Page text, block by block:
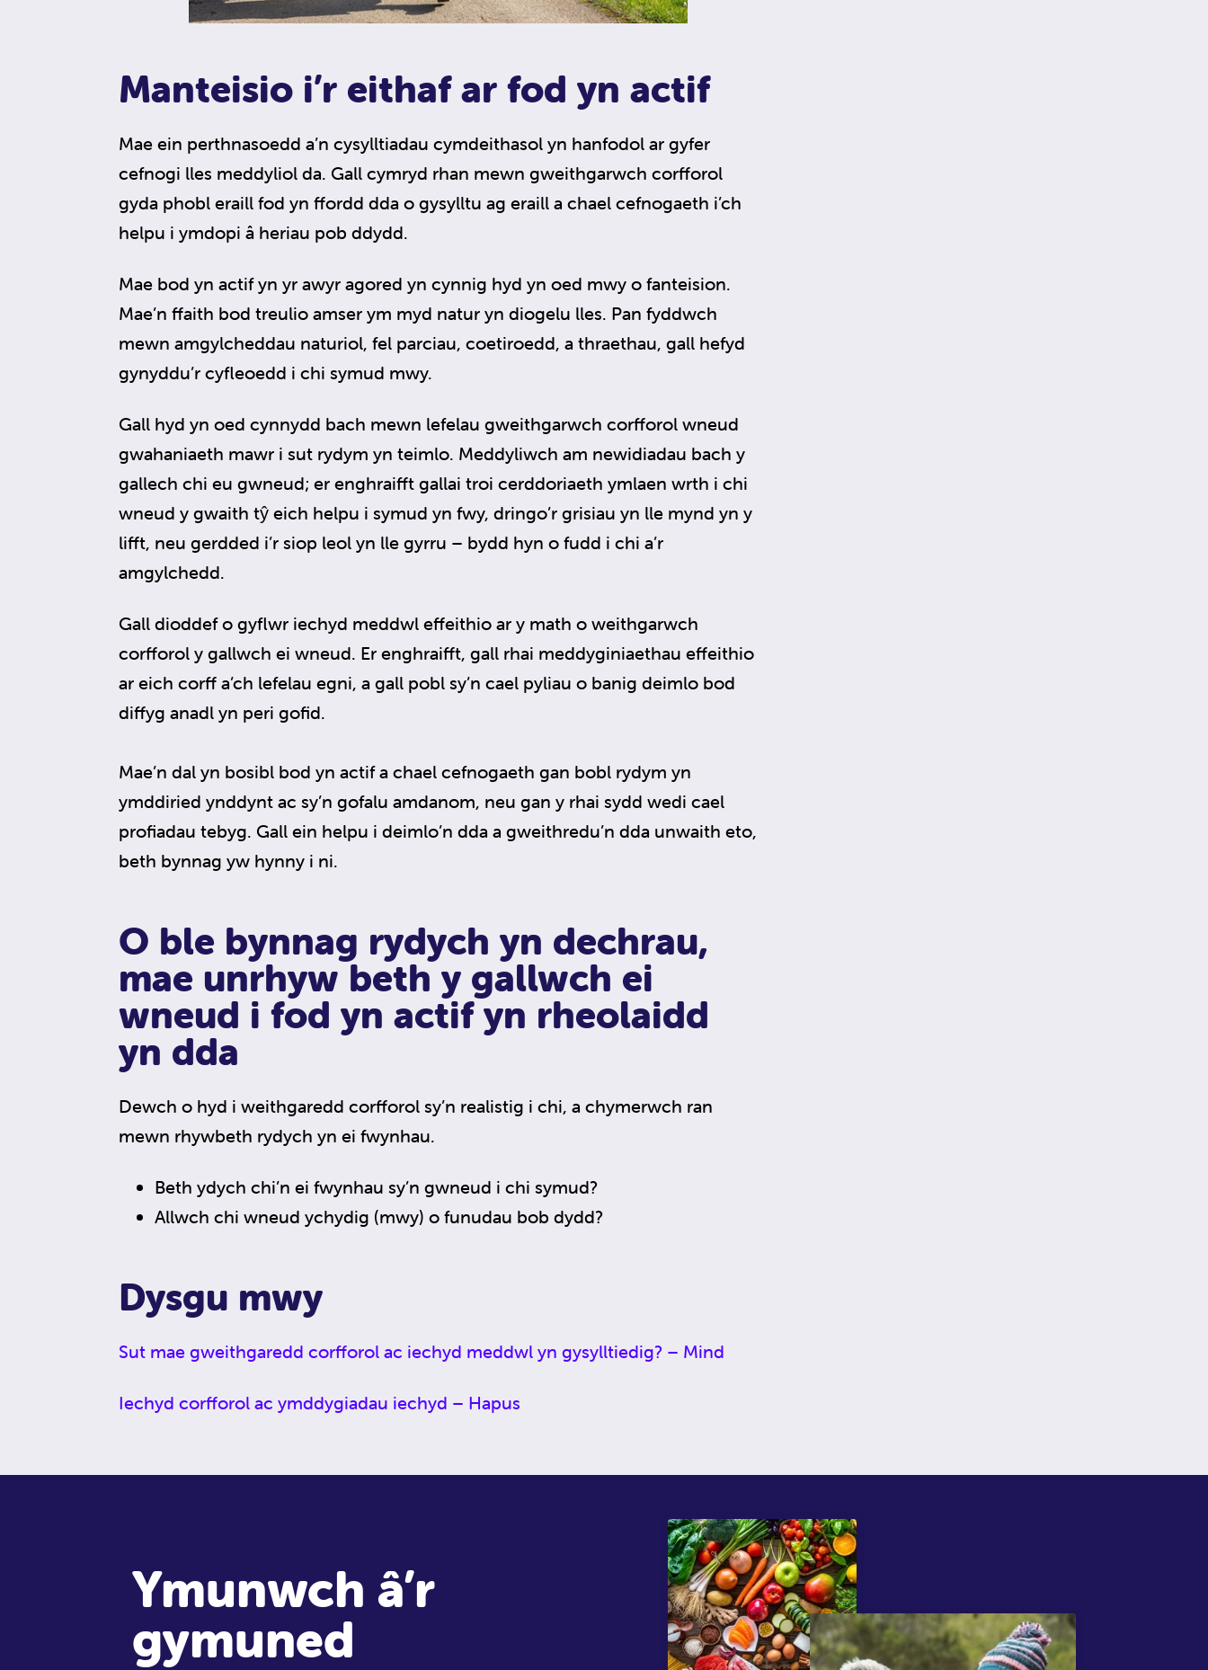
Manteisio i’r eithaf ar fod yn actif
Mae ein perthnasoedd a’n cysylltiadau cymdeithasol yn hanfodol ar gyfer
cefnogi lles meddyliol da. Gall cymryd rhan mewn gweithgarwch corfforol
gyda phobl eraill fod yn ffordd dda o gysylltu ag eraill a chael cefnogaeth i’ch
helpu i ymdopi â heriau pob ddydd.
Mae bod yn actif yn yr awyr agored yn cynnig hyd yn oed mwy o fanteision.
Mae’n ffaith bod treulio amser ym myd natur yn diogelu lles. Pan fyddwch
mewn amgylcheddau naturiol, fel parciau, coetiroedd, a thraethau, gall hefyd
gynyddu’r cyfleoedd i chi symud mwy.
Gall hyd yn oed cynnydd bach mewn lefelau gweithgarwch corfforol wneud
gwahaniaeth mawr i sut rydym yn teimlo. Meddyliwch am newidiadau bach y
gallech chi eu gwneud; er enghraifft gallai troi cerddoriaeth ymlaen wrth i chi
wneud y gwaith tŷ eich helpu i symud yn fwy, dringo’r grisiau yn lle mynd yn y
lifft, neu gerdded i’r siop leol yn lle gyrru – bydd hyn o fudd i chi a’r
amgylchedd.
Gall dioddef o gyflwr iechyd meddwl effeithio ar y math o weithgarwch
corfforol y gallwch ei wneud. Er enghraifft, gall rhai meddyginiaethau effeithio
ar eich corff a’ch lefelau egni, a gall pobl sy’n cael pyliau o banig deimlo bod
diffyg anadl yn peri gofid.
Mae’n dal yn bosibl bod yn actif a chael cefnogaeth gan bobl rydym yn
ymddiried ynddynt ac sy’n gofalu amdanom, neu gan y rhai sydd wedi cael
profiadau tebyg. Gall ein helpu i deimlo’n dda a gweithredu’n dda unwaith eto,
beth bynnag yw hynny i ni.
O ble bynnag rydych yn dechrau,
mae unrhyw beth y gallwch ei
wneud i fod yn actif yn rheolaidd
yn dda
Dewch o hyd i weithgaredd corfforol sy’n realistig i chi, a chymerwch ran
mewn rhywbeth rydych yn ei fwynhau.
Beth ydych chi’n ei fwynhau sy’n gwneud i chi symud?
Allwch chi wneud ychydig (mwy) o funudau bob dydd?
Dysgu mwy
Sut mae gweithgaredd corfforol ac iechyd meddwl yn gysylltiedig? – Mind
Iechyd corfforol ac ymddygiadau iechyd – Hapus
Ymunwch â’r
gymuned